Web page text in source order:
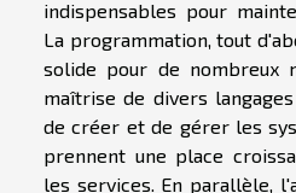
indispensables pour
La programmation, tout
solide pour de nombreux
maîtrise de divers
de créer et de gérer les
prennent une place
les services. En parallèle,